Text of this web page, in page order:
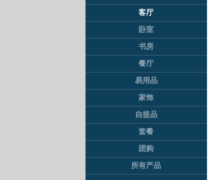
客厅
卧室
书房
餐厅
易用品
家饰
自提品
套餐
团购
所有产品